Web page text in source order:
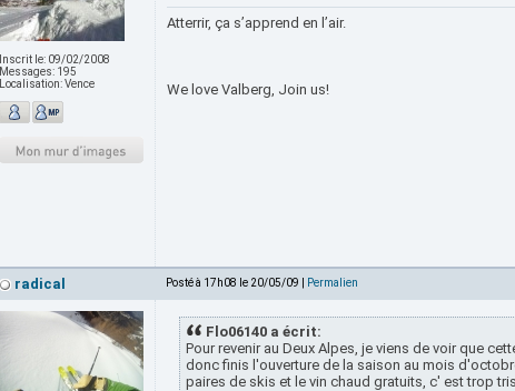
Inscrit le: 09/02/2008
Messages: 195
Localisation:Vence
Atterrir, ça s’apprend en l’air.
We love Valberg, Join us!
radical Posté à 17h08 le 20/05/09 | Permalien
Flo06140 a écrit:
Pour revenir au Deux Alpes, je viens de voir que
donc finis l'ouverture de la saison au mois
paires de skis et le vin chaud gratuits, c' est trop